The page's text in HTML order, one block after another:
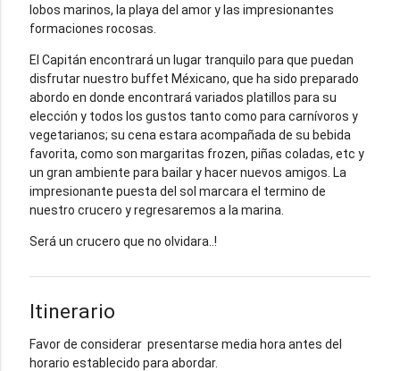
lobos marinos, la playa del amor y las impresionantes
formaciones rocosas.
El Capitán encontrará un lugar tranquilo para que puedan
disfrutar nuestro buffet Méxicano, que ha sido preparado
abordo en donde encontrará variados platillos para su
elección y todos los gustos tanto como para carnívoros y
vegetarianos; su cena estara acompañada de su bebida
favorita, como son margaritas frozen, piñas coladas, etc y
un gran ambiente para bailar y hacer nuevos amigos. La
impresionante puesta del sol marcara el termino de
nuestro crucero y regresaremos a la marina.
Será un crucero que no olvidara..!
Itinerario
Favor de considerar presentarse media hora antes del
horario establecido para abordar.